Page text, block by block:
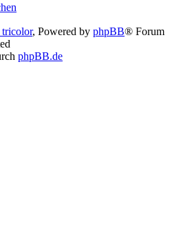
, Powered by phpBB® Forum
phpBB.de